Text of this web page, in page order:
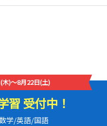
)～8月22日(土)
習 受付中！
学/英語/国語